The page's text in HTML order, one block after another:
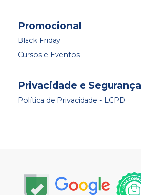
Promocional
Black Friday
Cursos e Eventos
Privacidade e Segurança
Política de Privacidade - LGPD